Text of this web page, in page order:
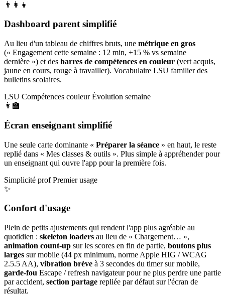
👨‍👩‍👧
Dashboard parent simplifié
Au lieu d'un tableau de chiffres bruts, une métrique en gros
(« Engagement cette semaine : 12 min, +15 % vs semaine
dernière ») et des barres de compétences en couleur (vert acquis,
jaune en cours, rouge à travailler). Vocabulaire LSU familier des
bulletins scolaires.
LSU Compétences couleur Évolution semaine
👩‍🏫
Écran enseignant simplifié
Une seule carte dominante « Préparer la séance » en haut, le reste
replié dans « Mes classes & outils ». Plus simple à appréhender pour
un enseignant qui ouvre l'app pour la première fois.
Simplicité prof Premier usage
✨
Confort d'usage
Plein de petits ajustements qui rendent l'app plus agréable au
quotidien : skeleton loaders au lieu de « Chargement… »,
animation count-up sur les scores en fin de partie, boutons plus
larges sur mobile (44 px minimum, norme Apple HIG / WCAG
2.5.5 AA), vibration brève à 3 secondes du timer sur mobile,
garde-fou Escape / refresh navigateur pour ne plus perdre une partie
par accident, section partage repliée par défaut sur l'écran de
résultat.